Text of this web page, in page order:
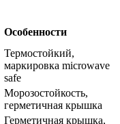
Особенности
Термостойкий,
маркировка microwave
safe
Морозостойкость,
герметичная крышка
Герметичная крышка,